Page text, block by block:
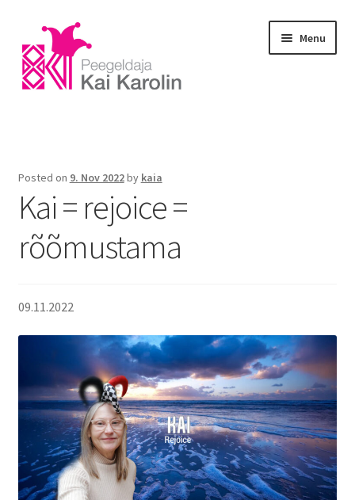
Menu
E-portfoolio
Gallery
About me
Portfoolio
Privaatsuspoliitika
Test leht
Posted on 9. Nov 2022by kaia
Kai = rejoice =
rõõmustama
09.11.2022